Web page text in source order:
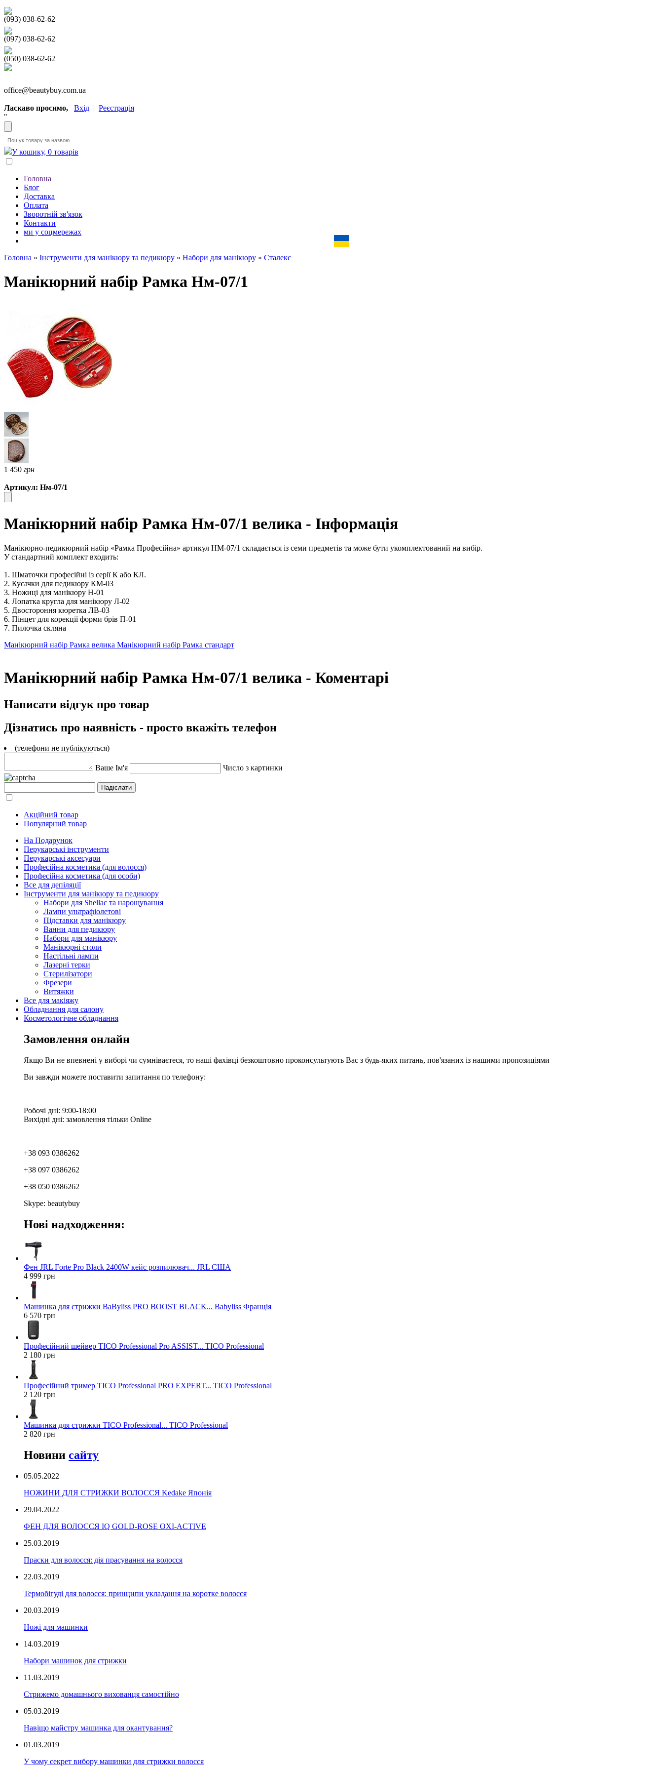
(093) 038-62-62
(097) 038-62-62
(050) 038-62-62
office@beautybuy.com.ua
Ласкаво просимо, Вхід | Реєстрація
"
У кошику, 0 товарів
Головна
Блог
Доставка
Оплата
Зворотній зв'язок
Контакти
ми у соцмережах
Головна » Інструменти для манікюру та педикюру » Набори для манікюру » Сталекс
Манікюрний набір Рамка Нм-07/1
1 450 грн
Артикул: Нм-07/1
Манікюрний набір Рамка Нм-07/1 велика - Інформація
Манікюрно-педикюрний набір «Рамка Професійна» артикул НМ-07/1 складається із семи предметів та може бути укомплектований на вибір.
У стандартний комплект входить:
1. Шматочки професійні із серії К або КЛ.
2. Кусачки для педикюру КМ-03
3. Ножиці для манікюру Н-01
4. Лопатка кругла для манікюру Л-02
5. Двостороння кюретка ЛВ-03
6. Пінцет для корекції форми брів П-01
7. Пилочка скляна
Манікюрний набір Рамка велика Манікюрний набір Рамка стандарт
Манікюрний набір Рамка Нм-07/1 велика - Коментарі
Написати відгук про товар
Дізнатись про наявність - просто вкажіть телефон
(телефони не публікуються)
Ваше Ім'я Число з картинки
Акційний товар
Популярний товар
На Подарунок
Перукарські інструменти
Перукарські аксесуари
Професійна косметика (для волосся)
Професійна косметика (для особи)
Все для депіляції
Інструменти для манікюру та педикюру
Набори для Shellac та нарощування
Лампи ультрафіолетові
Підставки для манікюру
Ванни для педикюру
Набори для манікюру
Манікюрні столи
Настільні лампи
Лазерні терки
Стерилізатори
Фрезери
Витяжки
Все для макіяжу
Обладнання для салону
Косметологічне обладнання
Замовлення онлайн
Якщо Ви не впевнені у виборі чи сумніваєтеся, то наші фахівці безкоштовно проконсультують Вас з будь-яких питань, пов'язаних із нашими пропозиціями
Ви завжди можете поставити запитання по телефону:
Робочі дні: 9:00-18:00
Вихідні дні: замовлення тільки Online
+38 093 0386262
+38 097 0386262
+38 050 0386262
Skype: beautybuy
Нові надходження:
Фен JRL Forte Pro Black 2400W кейс розпилювач... JRL США
4 999 грн
Машинка для стрижки BaByliss PRO BOOST BLACK... Babyliss Франція
6 570 грн
Професійний шейвер TICO Professional Pro ASSIST... TICO Professional
2 180 грн
Професійний тример TICO Professional PRO EXPERT... TICO Professional
2 120 грн
Машинка для стрижки TICO Professional... TICO Professional
2 820 грн
Новини сайту
05.05.2022
НОЖИНИ ДЛЯ СТРИЖКИ ВОЛОССЯ Kedake Японія
29.04.2022
ФЕН ДЛЯ ВОЛОССЯ IQ GOLD-ROSE OXI-ACTIVE
25.03.2019
Праски для волосся: дія прасування на волосся
22.03.2019
Термобігуді для волосся: принципи укладання на коротке волосся
20.03.2019
Ножі для машинки
14.03.2019
Набори машинок для стрижки
11.03.2019
Стрижемо домашнього вихованця самостійно
05.03.2019
Навіщо майстру машинка для окантування?
01.03.2019
У чому секрет вибору машинки для стрижки волосся